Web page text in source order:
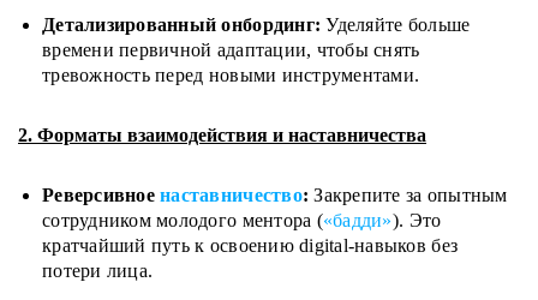
Детализированный онбординг: Уделяйте больше
времени первичной адаптации, чтобы снять
тревожность перед новыми инструментами.
2. Форматы взаимодействия и наставничества
Реверсивноенаставничество: Закрепите за опытным
сотрудником молодого ментора («бадди»). Это
кратчайший путь к освоению digital-навыков без
потери лица.